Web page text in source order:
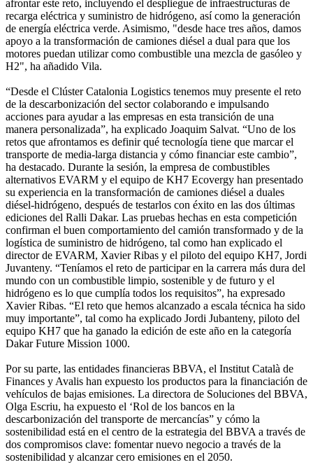
afrontar este reto, incluyendo el despliegue de infraestructuras de
recarga eléctrica y suministro de hidrógeno, así como la generación
de energía eléctrica verde. Asimismo, "desde hace tres años, damos
apoyo a la transformación de camiones diésel a dual para que los
motores puedan utilizar como combustible una mezcla de gasóleo y
H2", ha añadido Vila.
“Desde el Clúster Catalonia Logistics tenemos muy presente el reto
de la descarbonización del sector colaborando e impulsando
acciones para ayudar a las empresas en esta transición de una
manera personalizada”, ha explicado Joaquim Salvat. “Uno de los
retos que afrontamos es definir qué tecnología tiene que marcar el
transporte de media-larga distancia y cómo financiar este cambio”,
ha destacado. Durante la sesión, la empresa de combustibles
alternativos EVARM y el equipo de KH7 Ecovergy han presentado
su experiencia en la transformación de camiones diésel a duales
diésel-hidrógeno, después de testarlos con éxito en las dos últimas
ediciones del Ralli Dakar. Las pruebas hechas en esta competición
confirman el buen comportamiento del camión transformado y de la
logística de suministro de hidrógeno, tal como han explicado el
director de EVARM, Xavier Ribas y el piloto del equipo KH7, Jordi
Juvanteny. “Teníamos el reto de participar en la carrera más dura del
mundo con un combustible limpio, sostenible y de futuro y el
hidrógeno es lo que cumplía todos los requisitos”, ha expresado
Xavier Ribas. “El reto que hemos alcanzado a escala técnica ha sido
muy importante”, tal como ha explicado Jordi Jubanteny, piloto del
equipo KH7 que ha ganado la edición de este año en la categoría
Dakar Future Mission 1000.
Por su parte, las entidades financieras BBVA, el Institut Català de
Finances y Avalis han expuesto los productos para la financiación de
vehículos de bajas emisiones. La directora de Soluciones del BBVA,
Olga Escriu, ha expuesto el ‘Rol de los bancos en la
descarbonización del transporte de mercancías” y cómo la
sostenibilidad está en el centro de la estrategia del BBVA a través de
dos compromisos clave: fomentar nuevo negocio a través de la
sostenibilidad y alcanzar cero emisiones en el 2050.